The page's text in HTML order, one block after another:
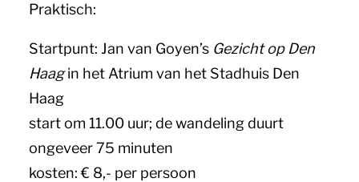
Praktisch:
Startpunt: Jan van Goyen’s Gezicht op Den
Haagin het Atrium van het Stadhuis Den
Haag
start om 11.00 uur; de wandeling duurt
ongeveer 75 minuten
kosten: € 8,- per persoon